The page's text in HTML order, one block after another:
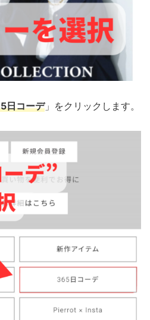
日コーデ」をクリックします。